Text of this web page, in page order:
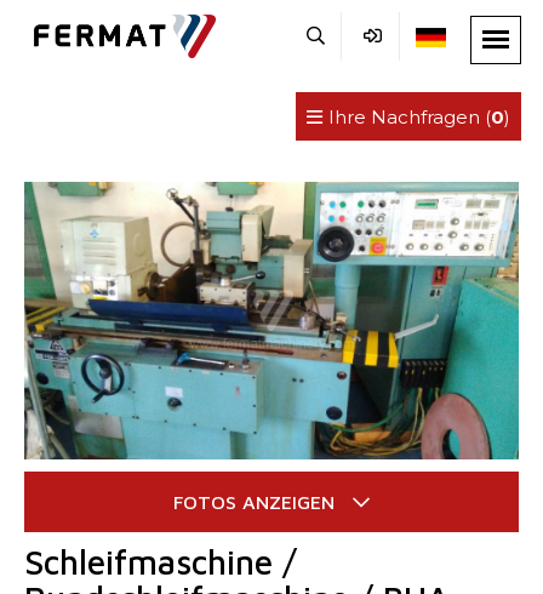
Ihre Nachfragen (0)
Schleifmaschine /